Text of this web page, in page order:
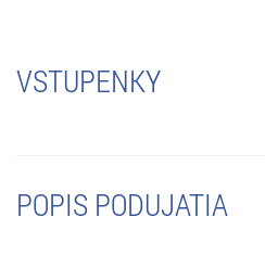
VSTUPENKY
POPIS PODUJATIA